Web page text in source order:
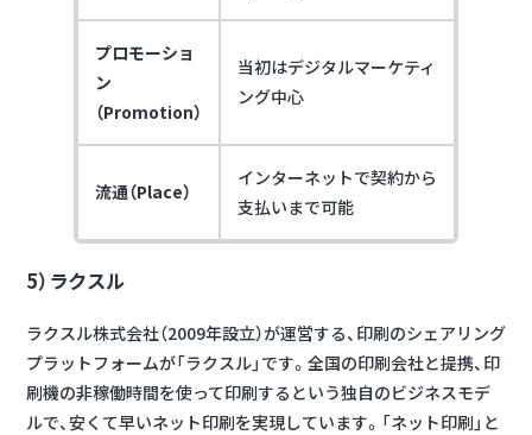
プロモーショ
ン
（Promotion）
当初はデジタルマーケティ
ング中心
流通（Place）
インターネットで契約から
支払いまで可能
5）ラクスル
ラクスル株式会社（2009年設立）が運営する、印刷のシェアリング
プラットフォームが「ラクスル」です。 全国の印刷会社と提携、印
刷機の非稼働時間を使って印刷するという独自のビジネスモデ
ルで、安くて早いネット印刷を実現しています。 「ネット印刷」と